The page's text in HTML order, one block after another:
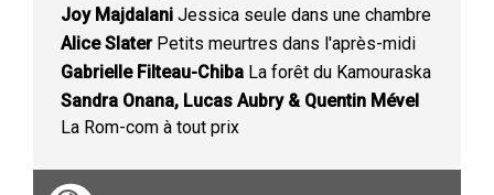
Joy Majdalani Jessica seule dans une chambre
Alice SlaterPetits meurtres dans l'après-midi
Gabrielle Filteau-Chiba La forêt du Kamouraska
Sandra Onana, Lucas Aubry & Quentin Mével
La Rom-com à tout prix